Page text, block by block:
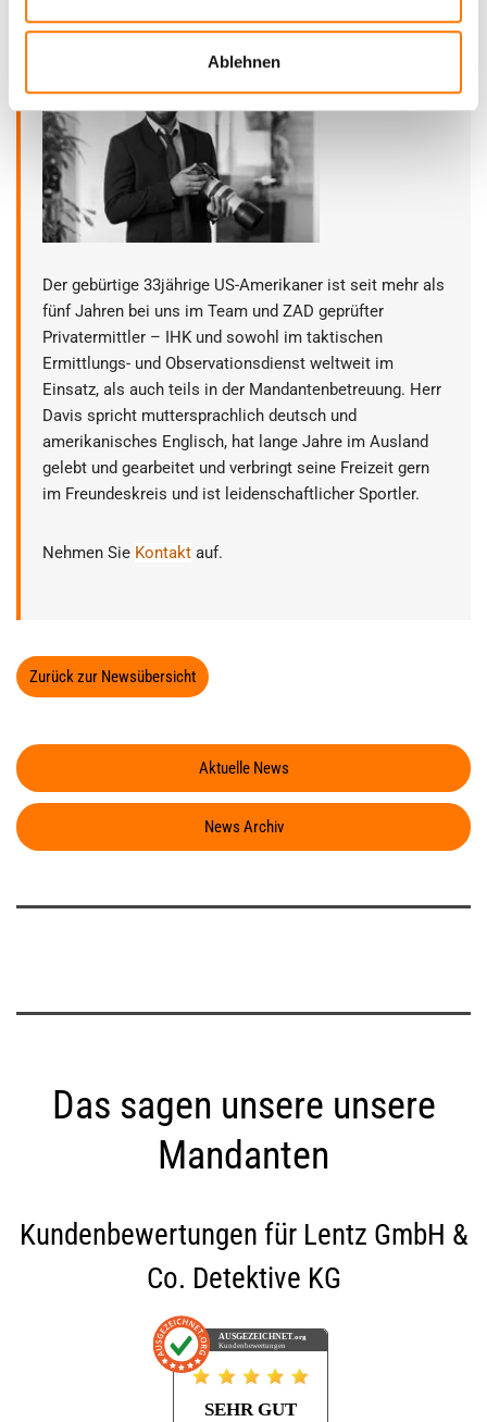
Ablehnen
Der gebürtige 33jährige US-Amerikaner ist seit mehr als
fünf Jahren bei uns im Team und ZAD geprüfter
Privatermittler – IHK und sowohl im taktischen
Ermittlungs- und Observationsdienst weltweit im
Einsatz, als auch teils in der Mandantenbetreuung. Herr
Davis spricht muttersprachlich deutsch und
amerikanisches Englisch, hat lange Jahre im Ausland
gelebt und gearbeitet und verbringt seine Freizeit gern
im Freundeskreis und ist leidenschaftlicher Sportler.
Nehmen Sie Kontakt auf.
Zurück zur Newsübersicht
Aktuelle News
News Archiv
Das sagen unsere unsere
Mandanten
Kundenbewertungen für Lentz GmbH &
Co. Detektive KG
AUSGEZEICHNET .org
Kundenbewertungen
SEHR GUT